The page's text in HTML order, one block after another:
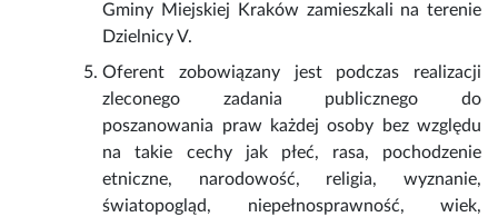
Gminy Miejskiej Kraków zamieszkali na terenie
Dzielnicy V.
Oferent zobowiązany jest podczas realizacji
zleconego zadania publicznego do
poszanowania praw każdej osoby bez względu
na takie cechy jak płeć, rasa, pochodzenie
etniczne, narodowość, religia, wyznanie,
światopogląd, niepełnosprawność, wiek,